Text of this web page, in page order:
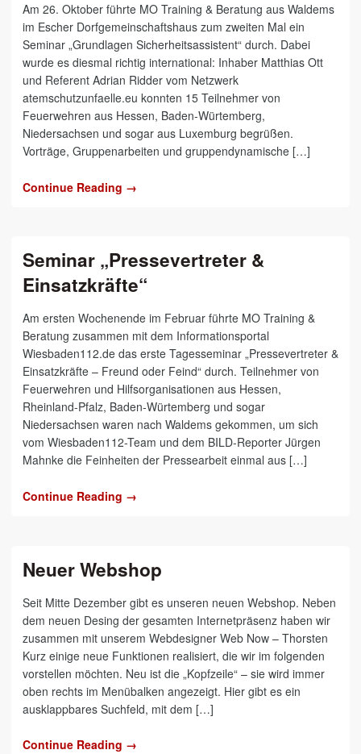
Am 26. Oktober führte MO Training & Beratung aus Waldems
im Escher Dorfgemeinschaftshaus zum zweiten Mal ein
Seminar „Grundlagen Sicherheitsassistent“ durch. Dabei
wurde es diesmal richtig international: Inhaber Matthias Ott
und Referent Adrian Ridder vom Netzwerk
atemschutzunfaelle.eu konnten 15 Teilnehmer von
Feuerwehren aus Hessen, Baden-Würtemberg,
Niedersachsen und sogar aus Luxemburg begrüßen.
Vorträge, Gruppenarbeiten und gruppendynamische […]
Continue Reading →
Seminar „Pressevertreter &
Einsatzkräfte“
Am ersten Wochenende im Februar führte MO Training &
Beratung zusammen mit dem Informationsportal
Wiesbaden112.de das erste Tagesseminar „Pressevertreter &
Einsatzkräfte – Freund oder Feind“ durch. Teilnehmer von
Feuerwehren und Hilfsorganisationen aus Hessen,
Rheinland-Pfalz, Baden-Würtemberg und sogar
Niedersachsen waren nach Waldems gekommen, um sich
vom Wiesbaden112-Team und dem BILD-Reporter Jürgen
Mahnke die Feinheiten der Pressearbeit einmal aus […]
Continue Reading →
Neuer Webshop
Seit Mitte Dezember gibt es unseren neuen Webshop. Neben
dem neuen Desing der gesamten Internetpräsenz haben wir
zusammen mit unserem Webdesigner Web Now – Thorsten
Kurz einige neue Funktionen realisiert, die wir im folgenden
vorstellen möchten. Neu ist die „Kopfzeile“ – sie wird immer
oben rechts im Menübalken angezeigt. Hier gibt es ein
ausklappbares Suchfeld, mit dem […]
Continue Reading →